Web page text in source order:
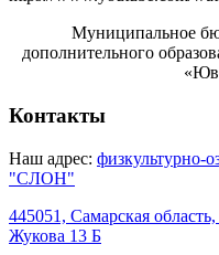
Муниципальное
дополнительного
Контакты
Наш адрес: физкультурно-
"СЛОН"
445051, Самарская
Жукова 13 Б